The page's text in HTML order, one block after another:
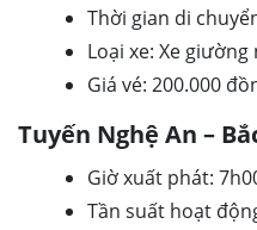
Thời gian di
Loại xe: Xe giường
Giá vé: 200.000
Tuyến Nghệ An –
Giờ xuất phát:
Tần suất hoạt